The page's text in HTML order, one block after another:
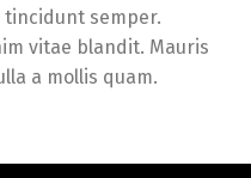
tincidunt semper.
vitae blandit. Mauris
a mollis quam.